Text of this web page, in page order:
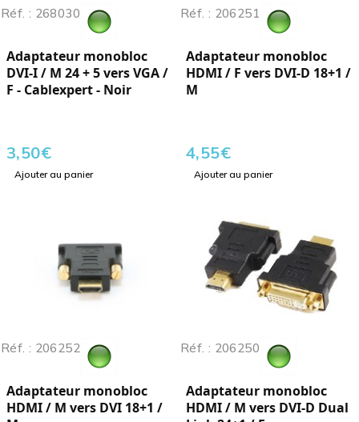
Réf. : 268030
Adaptateur monobloc
DVI-I / M 24 + 5 vers VGA /
F - Cablexpert - Noir
3,50€
Ajouter au panier
Réf. : 206251
Adaptateur monobloc
HDMI / F vers DVI-D 18+1 /
M
4,55€
Ajouter au panier
Réf. : 206252
Adaptateur monobloc
HDMI / M vers DVI 18+1 /
Réf. : 206250
Adaptateur monobloc
HDMI / M vers DVI-D Dual